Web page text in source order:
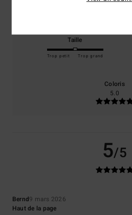
Taille
Trop petit Trop grand
Coloris
5.0
5/5
Bernd9 mars 2026
Haut de la page